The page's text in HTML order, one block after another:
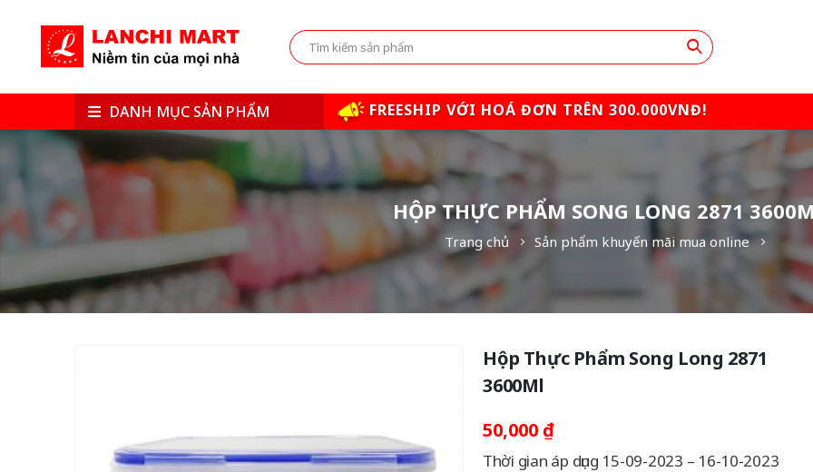
DANH MỤC SẢN PHẨM FREESHIP VỚI HOÁ ĐƠN TRÊN 300.000VNĐ!
HỘP THỰC PHẨM SONG LONG 2871
Trang chủ Sản phẩm khuyến mãi mua online
Hộp Thực Phẩm Song Long 2871
3600Ml
50,000 ₫
Thời gian áp dụng 15-09-2023 – 16-10-2023